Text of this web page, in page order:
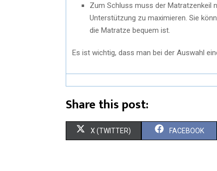
Zum Schluss muss der Matratzenkeil
Unterstützung zu maximieren. Sie
die Matratze bequem ist.
Es ist wichtig, dass man bei der Auswahl
Share this post:
X (TWITTER) FACEBOOK